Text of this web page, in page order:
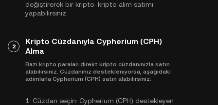
değiştirerek bir kripto-kripto alım satımı
yapabilirsiniz.
2
Kripto Cüzdanıyla Cypherium (CPH)
Alma
Bazı kripto paraları direkt kripto cüzdanınızla satın
alabilirsiniz. Cüzdanınız destekleniyorsa, aşağıdaki
adımlarla Cypherium (CPH) satın alabilirsiniz:
1. Cüzdan seçin: Cypherium (CPH) destekleyen